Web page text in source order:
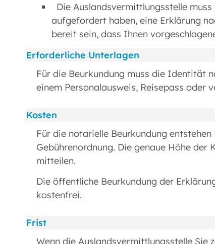
Die Auslandsvermittlungsstelle
aufgefordert haben, eine Erklärung
bereit sein, dass Ihnen
Erforderliche Unterlagen
Für die Beurkundung muss die Identität
einem Personalausweis, Reisepass oder
Kosten
Für die notarielle Beurkundung
Gebührenordnung. Die genaue Höhe
mitteilen.
Die öffentliche Beurkundung der
kostenfrei.
Frist
Wenn die Auslandsvermittlungsstelle